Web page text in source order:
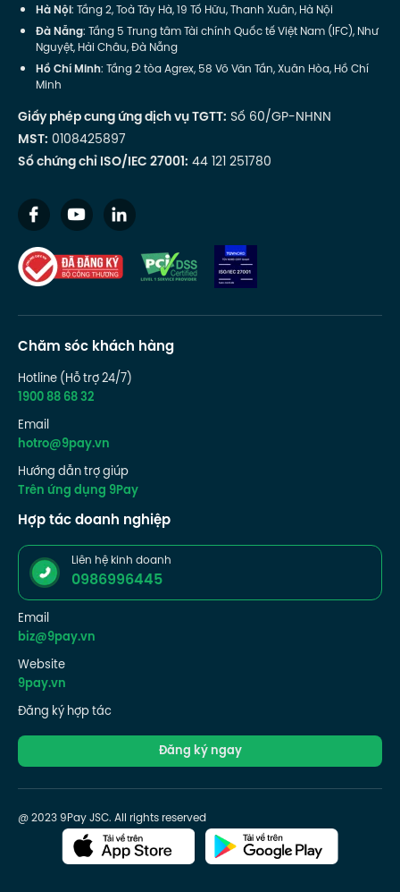
Hà Nội: Tầng 2, Toà Tây Hà, 19 Tố Hữu, Thanh Xuân, Hà Nội
Đà Nẵng: Tầng 5 Trung tâm Tài chính Quốc tế Việt Nam (IFC), Như
Nguyệt, Hải Châu, Đà Nẵng
Hồ Chí Minh: Tầng 2 tòa Agrex, 58 Võ Văn Tần, Xuân Hòa, Hồ Chí
Minh
Giấy phép cung ứng dịch vụ TGTT: Số 60/GP-NHNN
MST: 0108425897
Số chứng chỉ ISO/IEC 27001: 44 121 251780
Chăm sóc khách hàng
Hotline (Hỗ trợ 24/7)
1900 88 68 32
Email
hotro@9pay.vn
Hướng dẫn trợ giúp
Trên ứng dụng 9Pay
Hợp tác doanh nghiệp
Liên hệ kinh doanh
0986996445
Email
biz@9pay.vn
Website
9pay.vn
Đăng ký hợp tác
Đăng ký ngay
@ 2023 9Pay JSC. All rights reserved